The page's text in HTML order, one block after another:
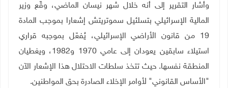
وأشار التقرير إلى أنه خلال شهر نيسان الماضي، وقّع وزير
المالية الإسرائيلي بتسلئيل سموتريتش إشعارا بموجب المادة
19 من قانون الأراضي الإسرائيلي، يُفعّل بموجبه قراري
استيلاء سابقين يعودان إلى عامي 1970 و1982، ويغطيان
المنطقة نفسها. حيث تتخذ سلطات الاحتلال هذا الإشعار الآن
"الأساس القانوني" لأوامر الإخلاء الصادرة بحق المواطنين.